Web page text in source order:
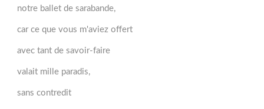
notre ballet de sarabande,
car ce que vous m'aviez offert
avec tant de savoir-faire
valait mille paradis,
sans contredit